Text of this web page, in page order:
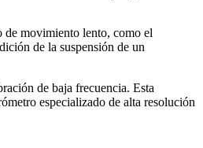
de movimiento lento, como el
de la suspensión de un
de baja frecuencia. Esta
especializado de alta resolución